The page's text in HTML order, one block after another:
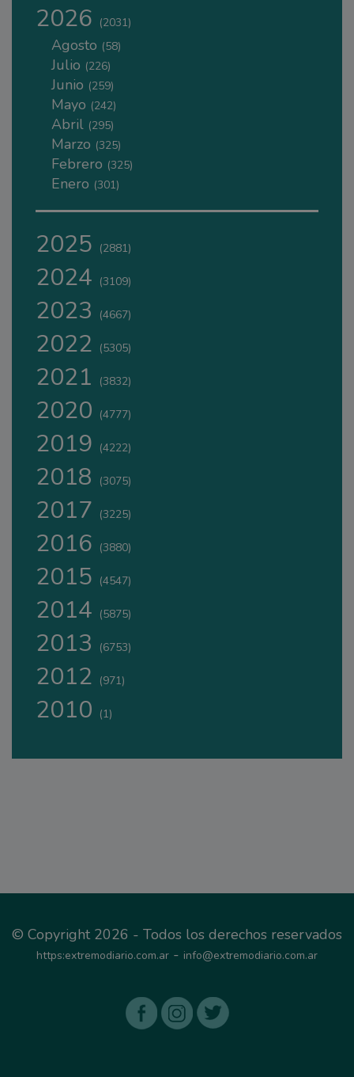
2026 (2031)
Agosto (58)
Julio (226)
Junio (259)
Mayo (242)
Abril (295)
Marzo (325)
Febrero (325)
Enero (301)
2025 (2881)
2024 (3109)
2023 (4667)
2022 (5305)
2021 (3832)
2020 (4777)
2019 (4222)
2018 (3075)
2017 (3225)
2016 (3880)
2015 (4547)
2014 (5875)
2013 (6753)
2012 (971)
2010 (1)
© Copyright 2026 - Todos los derechos reservados
https:extremodiario.com.ar - info@extremodiario.com.ar